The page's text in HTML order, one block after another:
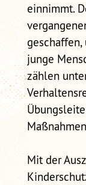
einnimmt.
junge
zählen
Mit der